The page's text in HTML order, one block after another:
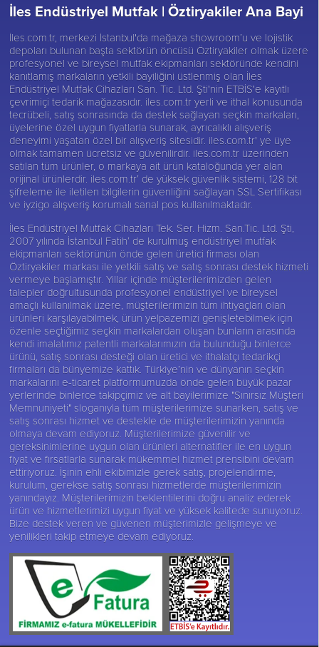
İles Endüstriyel Mutfak |Öztiryakiler Ana Bayi
İles.com.tr, merkezi İstanbul'da mağaza showroom’u ve lojistik
depoları bulunan başta sektörün öncüsü Öztiryakiler olmak üzere
profesyonel ve bireysel mutfak ekipmanları sektöründe kendini
kanıtlamış markaların yetkili bayiliğini üstlenmiş olan İles
Endüstriyel Mutfak Cihazları San. Tic. Ltd. Şti'nin ETBİS'e kayıtlı
çevrimiçi tedarik mağazasıdır. iles.com.tr yerli ve ithal konusunda
tecrübeli, satış sonrasında da destek sağlayan seçkin markaları,
üyelerine özel uygun fiyatlarla sunarak, ayrıcalıklı alışveriş
deneyimi yaşatan özel bir alışveriş sitesidir. iles.com.tr' ye üye
olmak tamamen ücretsiz ve güvenilirdir. iles.com.tr üzerinden
satılan tüm ürünler, o markaya ait ürün kataloğunda yer alan
orijinal ürünlerdir. iles.com.tr’ de yüksek güvenlik sistemi, 128 bit
şifreleme ile iletilen bilgilerin güvenliğini sağlayan SSL Sertifikası
ve iyzigo alışveriş korumalı sanal pos kullanılmaktadır.
İles Endüstriyel Mutfak Cihazları Tek. Ser. Hizm. San.Tic. Ltd. Şti,
2007 yılında İstanbul Fatih’ de kurulmuş endüstriyel mutfak
ekipmanları sektörünün önde gelen üretici firması olan
Öztiryakiler markası ile yetkili satış ve satış sonrası destek hizmeti
vermeye başlamıştır. Yıllar içinde müşterilerimizden gelen
talepler doğrultusunda profesyonel endüstriyel ve bireysel
amaçlı kullanılmak üzere, müşterilerimizin tüm ihtiyaçları olan
ürünleri karşılayabilmek, ürün yelpazemizi genişletebilmek için
özenle seçtiğimiz seçkin markalardan oluşan bunların arasında
kendi imalatımız patentli markalarımızın da bulunduğu binlerce
ürünü, satış sonrası desteği olan üretici ve ithalatçı tedarikçi
firmaları da bünyemize kattık. Türkiye’nin ve dünyanın seçkin
markalarını e-ticaret platformumuzda önde gelen büyük pazar
yerlerinde binlerce takipçimiz ve alt bayilerimize "Sınırsız Müşteri
Memnuniyeti" sloganıyla tüm müşterilerimize sunarken, satış ve
satış sonrası hizmet ve destekle de müşterilerimizin yanında
olmaya devam ediyoruz. Müşterilerimize güvenilir ve
gereksinimlerine uygun olan ürünleri alternatifler ile en uygun
fiyat ve fırsatlarla sunarak mükemmel hizmet prensibini devam
ettiriyoruz. İşinin ehli ekibimizle gerek satış, projelendirme,
kurulum, gerekse satış sonrası hizmetlerde müşterilerimizin
yanındayız. Müşterilerimizin beklentilerini doğru analiz ederek
ürün ve hizmetlerimizi uygun fiyat ve yüksek kalitede sunuyoruz.
Bize destek veren ve güvenen müşterimizle gelişmeye ve
yenilikleri takip etmeye devam ediyoruz.